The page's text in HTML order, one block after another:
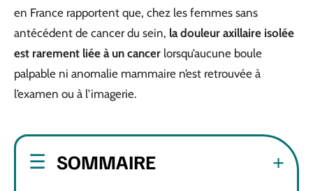
en France rapportent que, chez les femmes sans
antécédent de cancer du sein, la douleur axillaire isolée
est rarement liée à un cancer lorsqu’aucune boule
palpable ni anomalie mammaire n’est retrouvée à
l’examen ou à l’imagerie.
SOMMAIRE